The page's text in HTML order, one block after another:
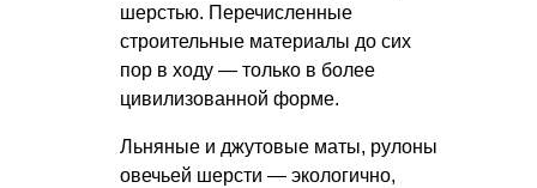
шерстью. Перечисленные
строительные материалы до сих
пор в ходу — только в более
цивилизованной форме.
Льняные и джутовые маты, рулоны
овечьей шерсти — экологично,